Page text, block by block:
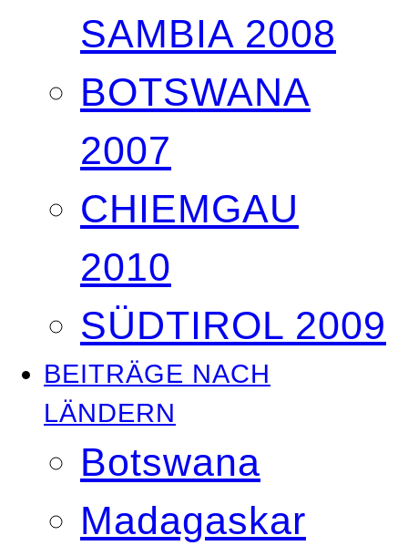
SAMBIA 2008
BOTSWANA
2007
CHIEMGAU
2010
SÜDTIROL 2009
BEITRÄGE NACH
LÄNDERN
Botswana
Madagaskar